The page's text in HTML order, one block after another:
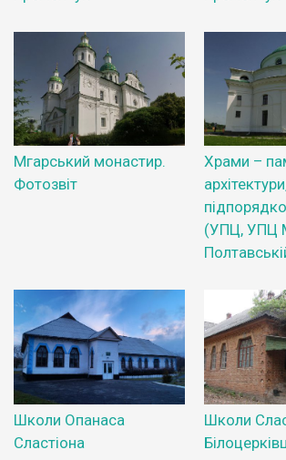
Мгарський монастир.
Фотозвіт
Храми –
(УПЦ, УПЦ
Школи Опанаса
Сластіона
Школи